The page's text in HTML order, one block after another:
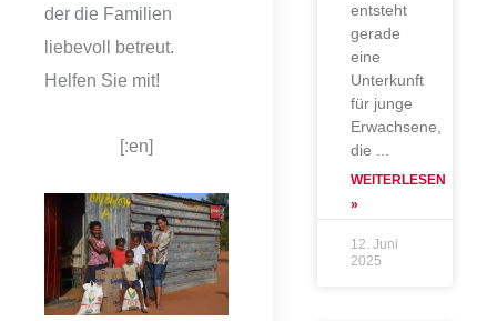
der die Familien
liebevoll betreut.
Helfen Sie mit!
[:en]
entsteht
gerade
eine
Unterkunft
für junge
Erwachsene,
die
WEITERLESEN
»
12. Juni
2025